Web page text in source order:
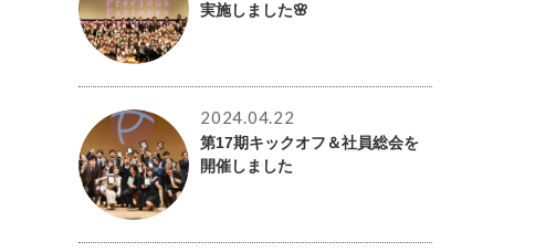
実施しました🌸
2024.04.22
第17期キックオフ＆社員総会を
開催しました